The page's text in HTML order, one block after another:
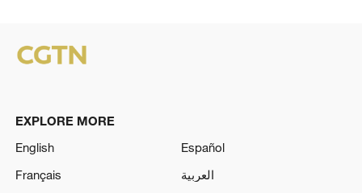
EXPLORE MORE
English
Español
Français
العربية